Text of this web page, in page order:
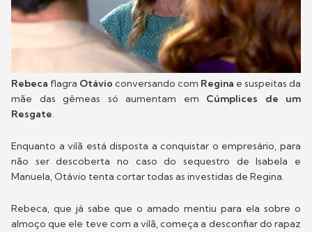
Rebeca flagra Otávio conversando com Regina e suspeitas da
mãe das gêmeas só aumentam em Cúmplices de um
Resgate.
Enquanto a vilã está disposta a conquistar o empresário, para
não ser descoberta no caso do sequestro de Isabela e
Manuela, Otávio tenta cortar todas as investidas de Regina.
Rebeca, que já sabe que o amado mentiu para ela sobre o
almoço que ele teve com a vilã, começa a desconfiar do rapaz